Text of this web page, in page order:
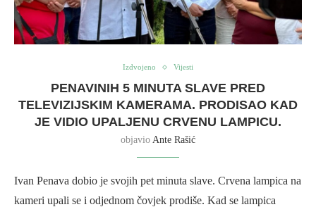
Izdvojeno Vijesti
PENAVINIH 5 MINUTA SLAVE PRED
TELEVIZIJSKIM KAMERAMA. PRODISAO KAD
JE VIDIO UPALJENU CRVENU LAMPICU.
objavio Ante Rašić
Ivan Penava dobio je svojih pet minuta slave. Crvena lampica na
kameri upali se i odjednom čovjek prodiše. Kad se lampica